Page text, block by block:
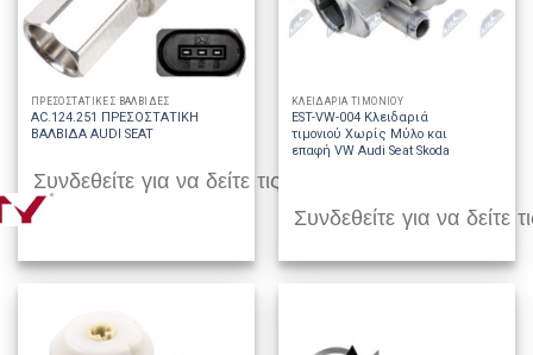
ΠΡΕΣΟΣΤΑΤΙΚΕΣ ΒΑΛΒΙΔΕΣ
AC.124.251 ΠΡΕΣΟΣΤΑΤΙΚΗ
ΒΑΛΒΙΔΑ AUDI SEAT
Συνδεθείτε για να δείτε τις τιμές
ΚΛΕΙΔΑΡΙΑ ΤΙΜΟΝΙΟΥ
EST-VW-004 Κλειδαριά
τιμονιού Χωρίς Μύλο και
επαφή VW Audi Seat Skoda
Συνδεθείτε για να δείτε